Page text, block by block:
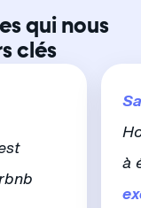
qui nous
clés
à